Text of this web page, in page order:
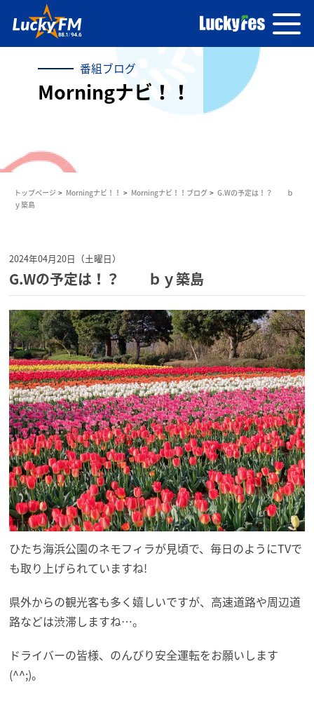
番組ブログ
Morningナビ！！
トップページ Morningナビ！！ Morningナビ！！ブログ
G.Wの予定は！？ ｂ
ｙ築島
2024年04月20日（土曜日）
G.Wの予定は！？ ｂｙ築島
ひたち海浜公園のネモフィラが見頃で、毎日のようにTVで
も取り上げられていますね!
県外からの観光客も多く嬉しいですが、高速道路や周辺道
路などは渋滞しますね…。
ドライバーの皆様、のんびり安全運転をお願いします
(^^;)。